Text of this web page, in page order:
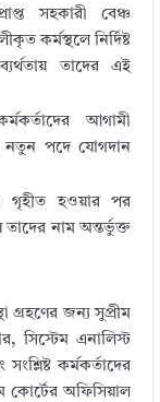
সহকারী বেঞ্চ
কর্মস্থলে নির্দিষ্ট
তাদের এই
আগামী
নতুন পদে যোগদান
গৃহীত হওয়ার পর
নাম অন্তর্ভুক্ত
গ্রহণের জন্য সুপ্রীম
সিস্টেম এনালিস্ট
কর্মকর্তাদের
কোর্টের অফিসিয়াল